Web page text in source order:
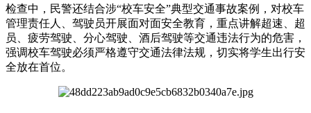
检查中，民警还结合涉“校车安全”典型交通事故案例，对校车
管理责任人、驾驶员开展面对面安全教育，重点讲解超速、超
员、疲劳驾驶、分心驾驶、酒后驾驶等交通违法行为的危害，
强调校车驾驶必须严格遵守交通法律法规，切实将学生出行安
全放在首位。